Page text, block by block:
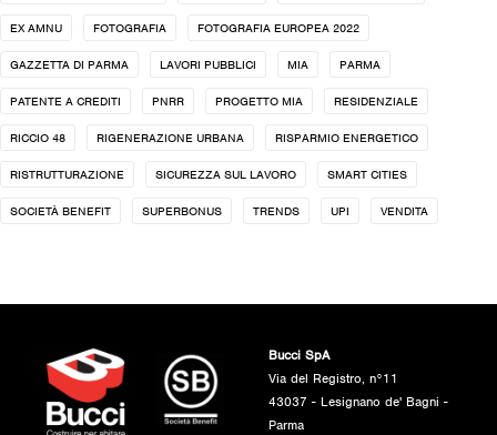
EX AMNU FOTOGRAFIA FOTOGRAFIA EUROPEA 2022
GAZZETTA DI PARMA LAVORI PUBBLICI MIA PARMA
PATENTE A CREDITI PNRR PROGETTO MIA RESIDENZIALE
RICCIO 48 RIGENERAZIONE URBANA RISPARMIO ENERGETICO
RISTRUTTURAZIONE SICUREZZA SUL LAVORO SMART CITIES
SOCIETÀ BENEFIT SUPERBONUS TRENDS UPI VENDITA
Bucci SpA
Via del Registro, n°11
43037 - Lesignano de' Bagni -
Parma